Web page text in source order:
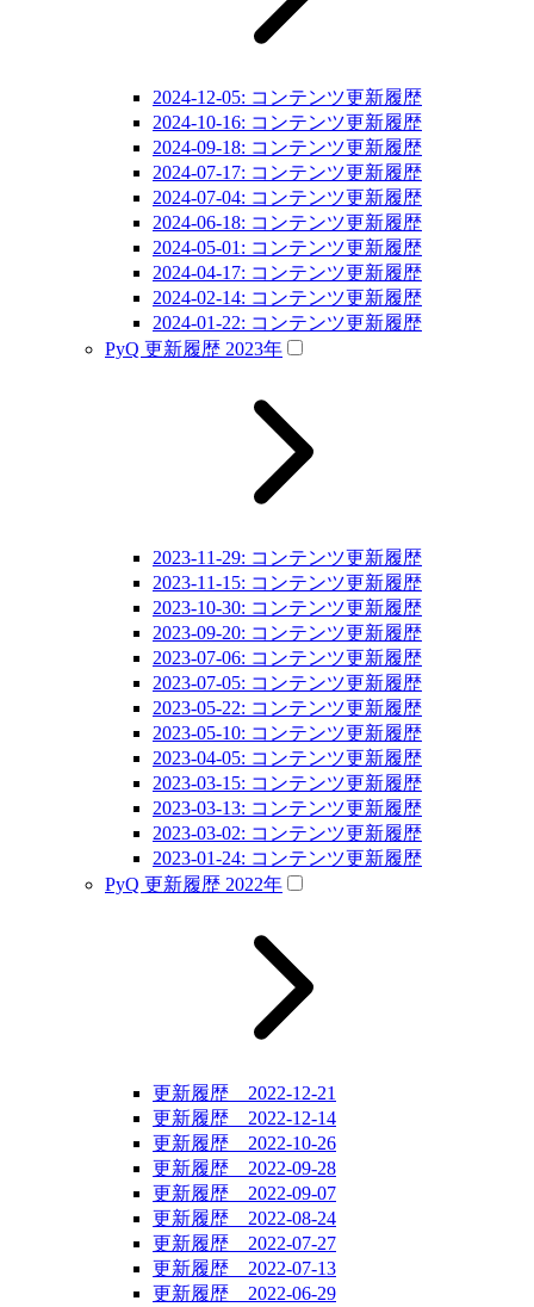
2024-12-05: コンテンツ更新履歴
2024-10-16: コンテンツ更新履歴
2024-09-18: コンテンツ更新履歴
2024-07-17: コンテンツ更新履歴
2024-07-04: コンテンツ更新履歴
2024-06-18: コンテンツ更新履歴
2024-05-01: コンテンツ更新履歴
2024-04-17: コンテンツ更新履歴
2024-02-14: コンテンツ更新履歴
2024-01-22: コンテンツ更新履歴
PyQ 更新履歴 2023年
2023-11-29: コンテンツ更新履歴
2023-11-15: コンテンツ更新履歴
2023-10-30: コンテンツ更新履歴
2023-09-20: コンテンツ更新履歴
2023-07-06: コンテンツ更新履歴
2023-07-05: コンテンツ更新履歴
2023-05-22: コンテンツ更新履歴
2023-05-10: コンテンツ更新履歴
2023-04-05: コンテンツ更新履歴
2023-03-15: コンテンツ更新履歴
2023-03-13: コンテンツ更新履歴
2023-03-02: コンテンツ更新履歴
2023-01-24: コンテンツ更新履歴
PyQ 更新履歴 2022年
更新履歴 2022-12-21
更新履歴 2022-12-14
更新履歴 2022-10-26
更新履歴 2022-09-28
更新履歴 2022-09-07
更新履歴 2022-08-24
更新履歴 2022-07-27
更新履歴 2022-07-13
更新履歴 2022-06-29